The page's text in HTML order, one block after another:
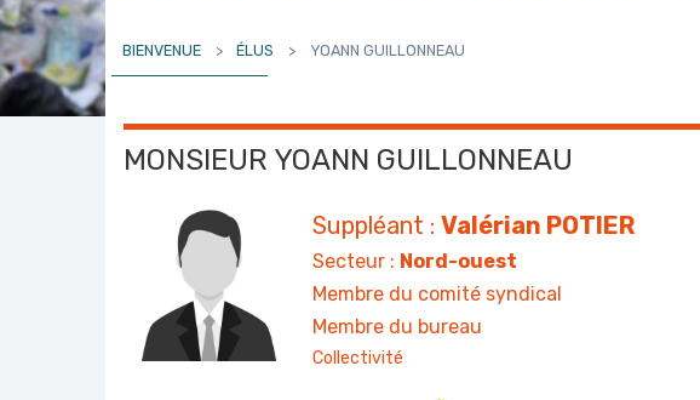
BIENVENUE > ÉLUS > YOANN GUILLONNEAU
MONSIEUR YOANN GUILLONNEAU
Suppléant :Valérian POTIER
Secteur : Nord-ouest
Membre du comité syndical
Membre du bureau
Collectivité